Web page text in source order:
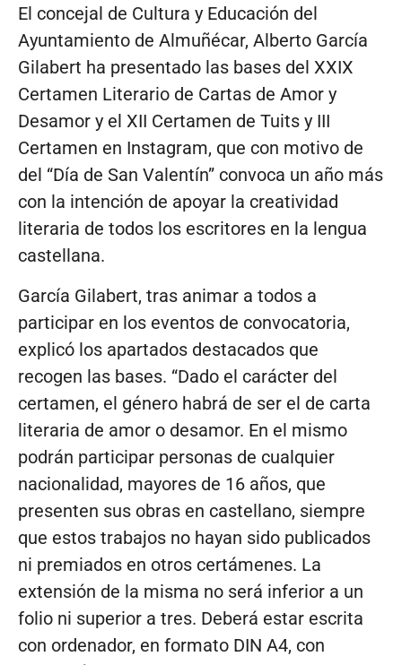
El concejal de Cultura y Educación del
Ayuntamiento de Almuñécar, Alberto García
Gilabert ha presentado las bases del XXIX
Certamen Literario de Cartas de Amor y
Desamor y el XII Certamen de Tuits y III
Certamen en Instagram, que con motivo de
del “Día de San Valentín” convoca un año más
con la intención de apoyar la creatividad
literaria de todos los escritores en la lengua
castellana.
García Gilabert, tras animar a todos a
participar en los eventos de convocatoria,
explicó los apartados destacados que
recogen las bases. “Dado el carácter del
certamen, el género habrá de ser el de carta
literaria de amor o desamor. En el mismo
podrán participar personas de cualquier
nacionalidad, mayores de 16 años, que
presenten sus obras en castellano, siempre
que estos trabajos no hayan sido publicados
ni premiados en otros certámenes. La
extensión de la misma no será inferior a un
folio ni superior a tres. Deberá estar escrita
con ordenador, en formato DIN A4, con